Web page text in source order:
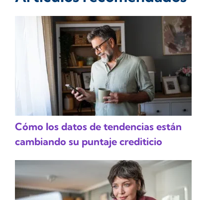
Cómo los datos de tendencias están
cambiando su puntaje crediticio